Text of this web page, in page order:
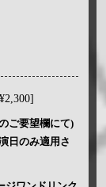
ご要望欄にて)
日のみ適用さ